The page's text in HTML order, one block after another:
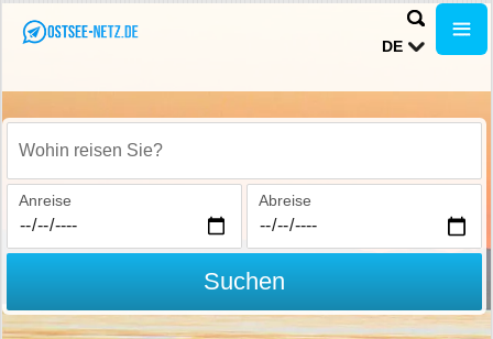
DE
Wohin reisen Sie?
Anreise Abreise
Suchen